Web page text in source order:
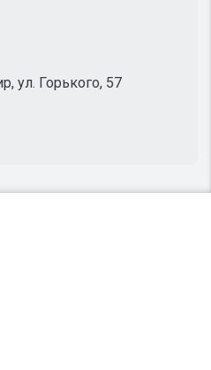
ул. Горького, 57